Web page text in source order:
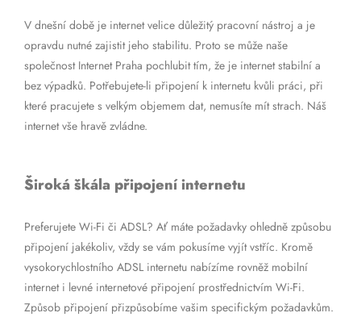
V dnešní době je internet velice důležitý pracovní nástroj a je
opravdu nutné zajistit jeho stabilitu. Proto se může naše
společnost Internet Praha pochlubit tím, že je internet stabilní a
bez výpadků. Potřebujete-li připojení k internetu kvůli práci, při
které pracujete s velkým objemem dat, nemusíte mít strach. Náš
internet vše hravě zvládne.
Široká škála připojení internetu
Preferujete Wi-Fi či ADSL? Ať máte požadavky ohledně způsobu
připojení jakékoliv, vždy se vám pokusíme vyjít vstříc. Kromě
vysokorychlostního ADSL internetu nabízíme rovněž mobilní
internet i levné internetové připojení prostřednictvím Wi-Fi.
Způsob připojení přizpůsobíme vašim specifickým požadavkům.